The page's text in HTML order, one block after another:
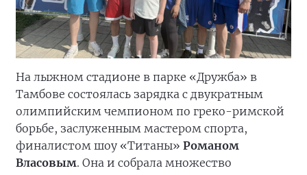
На лыжном стадионе в парке «Дружба» в
Тамбове состоялась зарядка с двукратным
олимпийским чемпионом по греко-римской
борьбе, заслуженным мастером спорта,
финалистом шоу «Титаны» Романом
Власовым. Она и собрала множество